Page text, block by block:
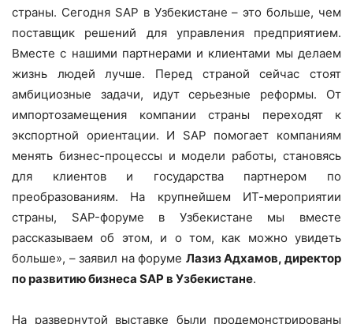
страны. Сегодня SAP в Узбекистане – это больше, чем
поставщик решений для управления предприятием.
Вместе с нашими партнерами и клиентами мы делаем
жизнь людей лучше. Перед страной сейчас стоят
амбициозные задачи, идут серьезные реформы. От
импортозамещения компании страны переходят к
экспортной ориентации. И SAP помогает компаниям
менять бизнес-процессы и модели работы, становясь
для клиентов и государства партнером по
преобразованиям. На крупнейшем ИТ-мероприятии
страны, SAP-форуме в Узбекистане мы вместе
рассказываем об этом, и о том, как можно увидеть
больше», – заявил на форуме Лазиз Адхамов, директор
по развитию бизнеса SAP в Узбекистане.
На развернутой выставке были продемонстрированы